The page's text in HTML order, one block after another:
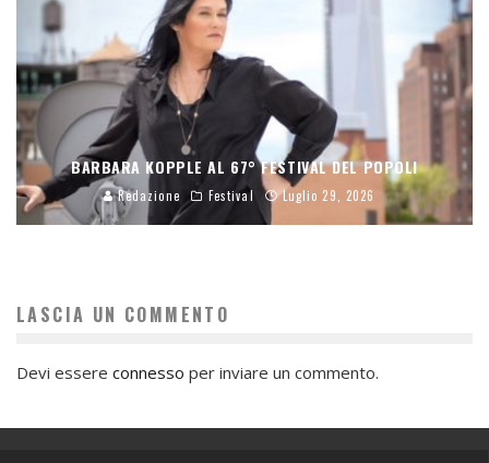
BARBARA KOPPLE AL 67° FESTIVAL DEL POPOLI
Redazione Festival Luglio 29, 2026
LASCIA UN COMMENTO
Devi essere connesso per inviare un commento.